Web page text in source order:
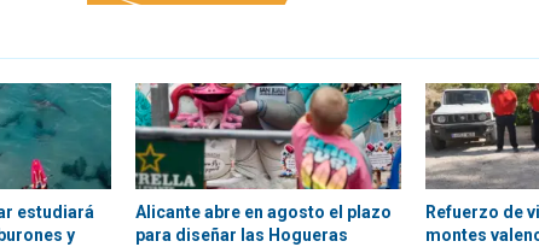
estudiará
y
Alicante abre en agosto el plazo
para diseñar las Hogueras
Refuerzo de
montes